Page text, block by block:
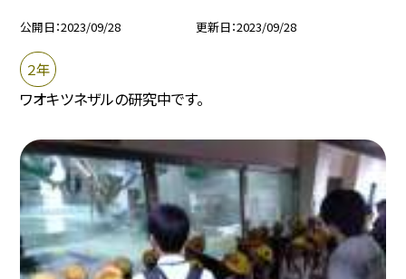
公開日 2023/09/28 更新日 2023/09/28
２年
ワオキツネザルの研究中です。